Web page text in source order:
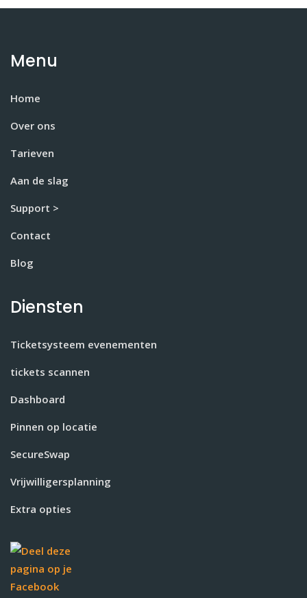
Menu
Home
Over ons
Tarieven
Aan de slag
Support >
Contact
Blog
Diensten
Ticketsysteem evenementen
tickets scannen
Dashboard
Pinnen op locatie
SecureSwap
Vrijwilligersplanning
Extra opties